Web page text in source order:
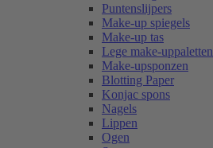
Puntenslijpers
Make-up spiegels
Make-up tas
Lege make-uppaletten
Make-upsponzen
Blotting Paper
Konjac spons
Nagels
Lippen
Ogen